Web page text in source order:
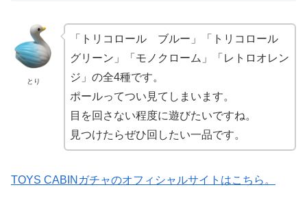
とり
「トリコロール ブルー」「トリコロール
グリーン」「モノクローム」「レトロオレン
ジ」の全4種です。
ポールってつい見てしまいます。
目を回さない程度に遊びたいですね。
見つけたらぜひ回したい一品です。
TOYS CABINガチャのオフィシャルサイトはこちら。